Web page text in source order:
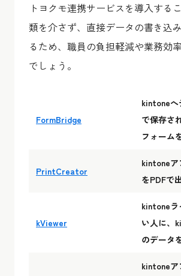
トヨクモ連携サービスを導入する
類を介さず、直接データの書き込
るため、職員の負担軽減や業務効
でしょう。
FormBridge
kintoneへ
で保存さ
フォーム
PrintCreator
kintoneア
をPDFで
kViewer
kintoneラ
い人に、
のデータ
kintoneア